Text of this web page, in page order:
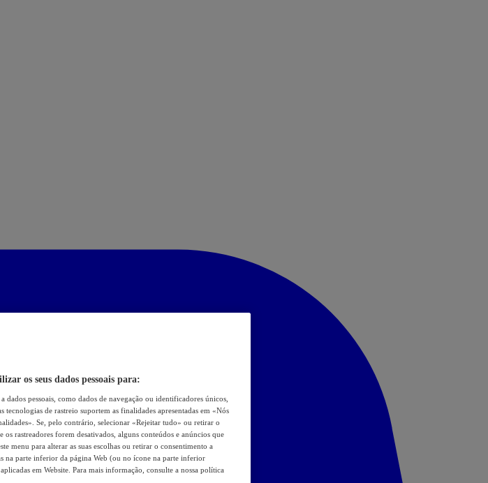
os seus dados pessoais para:
dados pessoais, como dados de navegação ou identificadores únicos,
de rastreio suportem as finalidades apresentadas em «Nós
Se, pelo contrário, selecionar «Rejeitar tudo» ou retirar o
os rastreadores forem desativados, alguns conteúdos e anúncios que
menu para alterar as suas escolhas ou retirar o consentimento a
na parte inferior da página Web (ou no ícone na parte inferior
em Website. Para mais informação, consulte a nossa política